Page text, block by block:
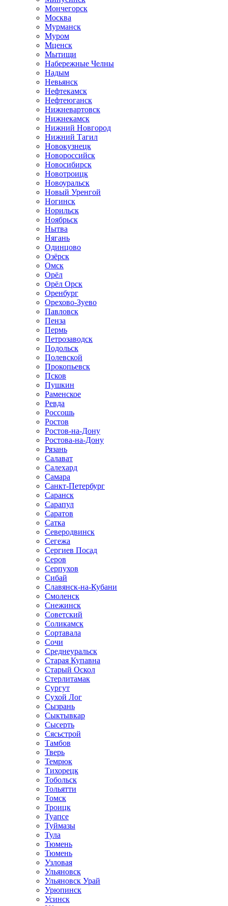
Мончегорск
Москва
Мурманск
Муром
Мценск
Мытищи
Набережные Челны
Надым
Невьянск
Нефтекамск
Нефтеюганск
Нижневартовск
Нижнекамск
Нижний Новгород
Нижний Тагил
Новокузнецк
Новороссийск
Новосибирск
Новотроицк
Новоуральск
Новый Уренгой
Ногинск
Норильск
Ноябрьск
Нытва
Нягань
Одинцово
Озёрск
Омск
Орёл
Орёл Орск
Оренбург
Орехово-Зуево
Павловск
Пенза
Пермь
Петрозаводск
Подольск
Полевской
Прокопьевск
Псков
Пушкин
Раменское
Ревда
Россошь
Ростов
Ростов-на-Дону
Ростова-на-Дону
Рязань
Салават
Салехард
Самара
Санкт-Петербург
Саранск
Сарапул
Саратов
Сатка
Северодвинск
Сегежа
Сергиев Посад
Серов
Серпухов
Сибай
Славянск-на-Кубани
Смоленск
Снежинск
Советский
Соликамск
Сортавала
Сочи
Среднеуральск
Старая Купавна
Старый Оскол
Стерлитамак
Сургут
Сухой Лог
Сызрань
Сыктывкар
Сысерть
Сясьстрой
Тамбов
Тверь
Темрюк
Тихорецк
Тобольск
Тольятти
Томск
Троицк
Туапсе
Туймазы
Тула
Тюмень
Тюмень
Узловая
Ульяновск
Ульяновск Урай
Урюпинск
Усинск